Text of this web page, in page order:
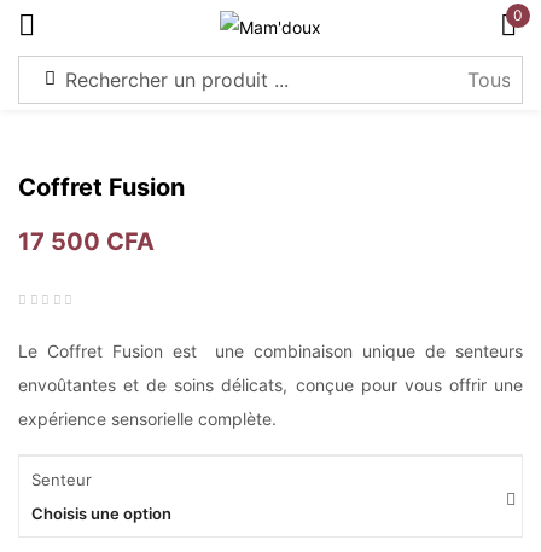
0
Coffret Fusion
17 500 CFA
Le Coffret Fusion est une combinaison unique de senteurs
envoûtantes et de soins délicats, conçue pour vous offrir une
expérience sensorielle complète.
Senteur
Choisis une option
S'identifier
Connexion
Créer un compte